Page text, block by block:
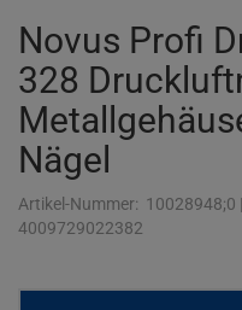
Novus Profi
328
Nägel
Artikel-Nummer: 10028948;0 |
4009729022382